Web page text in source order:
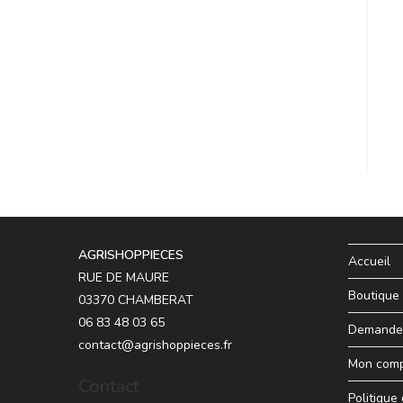
AGRISHOPPIECES
RUE DE MAURE
03370 CHAMBERAT
06 83 48 03 65
contact@agrishoppieces.fr
Accueil
Boutique
Mon
Politique